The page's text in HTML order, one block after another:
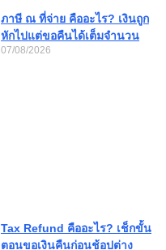
ภาษี ณ ที่จ่าย คืออะไร? เงินถูก
หักไปแต่ขอคืนได้เต็มจำนวน
07/08/2026
Tax Refund คืออะไร? เช็กขั้น
ตอนขอเงินคืนก่อนช้อปต่าง